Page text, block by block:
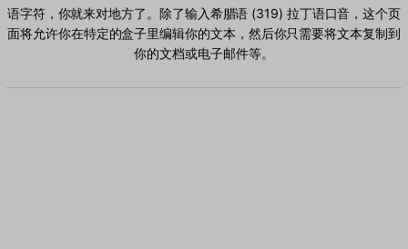
语字符，你就来对地方了。除了输入希腊语 (319) 拉丁语口音，这个页
面将允许你在特定的盒子里编辑你的文本，然后你只需要将文本复制到
你的文档或电子邮件等。